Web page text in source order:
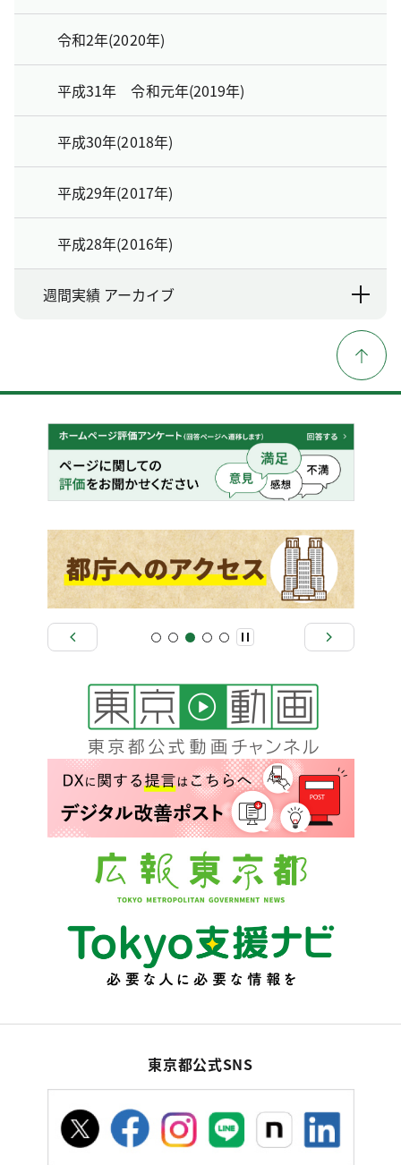
令和2年(2020年)
平成31年 令和元年(2019年)
平成30年(2018年)
平成29年(2017年)
平成28年(2016年)
週間実績 アーカイブ
東京都公式SNS